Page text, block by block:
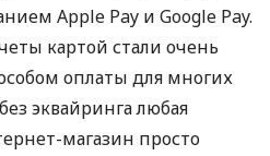
Apple Pay и Google Pay.
картой стали очень
оплаты для многих
эквайринга любая
магазин просто